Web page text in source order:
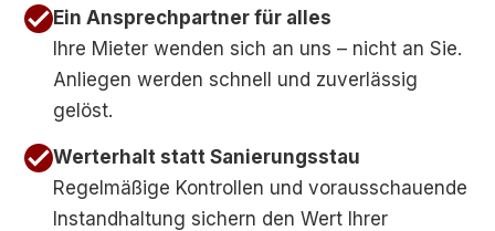
Ein Ansprechpartner für alles
Ihre Mieter wenden sich an uns – nicht an Sie.
Anliegen werden schnell und zuverlässig
gelöst.
Werterhalt statt Sanierungsstau
Regelmäßige Kontrollen und vorausschauende
Instandhaltung sichern den Wert Ihrer